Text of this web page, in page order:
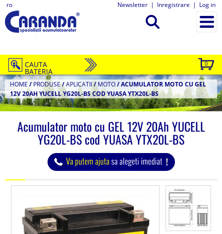
ro Newsletter | Inregistrare | Log in
0
CAUTA
BATERIA
HOME / PRODUSE/APLICATII/MOTO/ACUMULATOR MOTO CU GEL
12V 20AH YUCELL YG20L-BS COD YUASA YTX20L-BS
Acumulator moto cu GEL 12V 20Ah YUCELL
YG20L-BS cod YUASA YTX20L-BS